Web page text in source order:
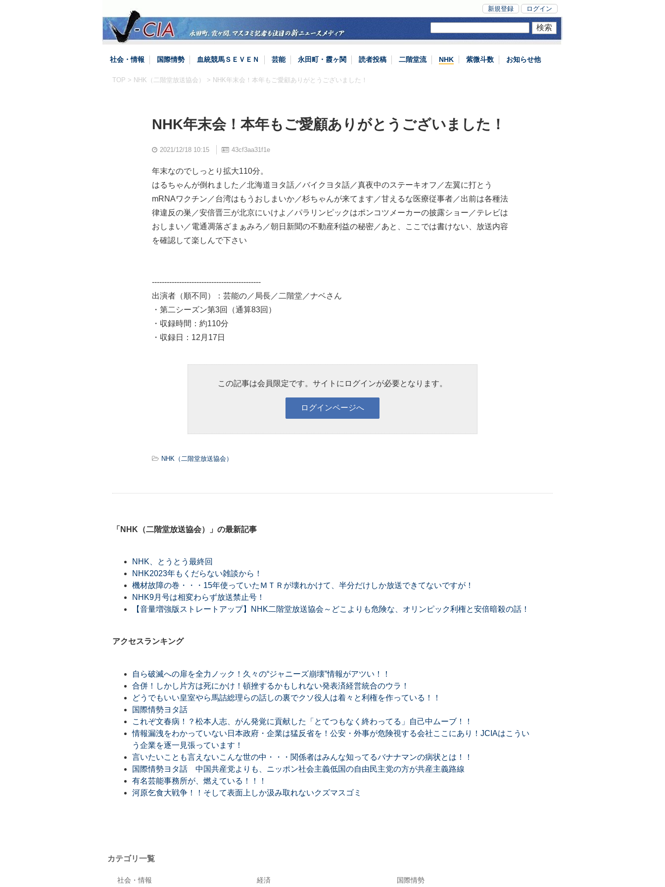
新規登録 ログイン
社会・情報 国際情勢 血統競馬ＳＥＶＥＮ 芸能 永田町・霞ヶ関 読者投稿 二階堂流 NHK 紫微斗数 お知らせ他
TOP > NHK（二階堂放送協会） > NHK年末会！本年もご愛顧ありがとうございました！
NHK年末会！本年もご愛顧ありがとうございました！
2021/12/18 10:15 43cf3aa31f1e
年末なのでしっとり拡大110分。
はるちゃんが倒れました／北海道ヨタ話／バイクヨタ話／真夜中のステーキオフ／左翼に打とう
mRNAワクチン／台湾はもうおしまいか／杉ちゃんが来てます／甘えるな医療従事者／出前は各種法
律違反の巣／安倍晋三が北京にいけよ／パラリンピックはポンコツメーカーの披露ショー／テレビは
おしまい／電通凋落ざまぁみろ／朝日新聞の不動産利益の秘密／あと、ここでは書けない、放送内容
を確認して楽しんで下さい
--------------------------------------------
出演者（順不同）：芸能の／局長／二階堂／ナベさん
・第二シーズン第3回（通算83回）
・収録時間：約110分
・収録日：12月17日
この記事は会員限定です。サイトにログインが必要となります。
NHK（二階堂放送協会）
「NHK（二階堂放送協会）」の最新記事
NHK、とうとう最終回
NHK2023年もくだらない雑談から！
機材故障の巻・・・15年使っていたＭＴＲが壊れかけて、半分だけしか放送できてないですが！
NHK9月号は相変わらず放送禁止号！
【音量増強版ストレートアップ】NHK二階堂放送協会～どこよりも危険な、オリンピック利権と安倍暗殺の話！
アクセスランキング
自ら破滅への扉を全力ノック！久々の“ジャニーズ崩壊”情報がアツい！！
合併！しかし片方は死にかけ！頓挫するかもしれない発表済経営統合のウラ！
どうでもいい皇室やら馬詰総理らの話しの裏でクソ役人は着々と利権を作っている！！
国際情勢ヨタ話
これぞ文春病！？松本人志、がん発覚に貢献した「とてつもなく終わってる」自己中ムーブ！！
情報漏洩をわかっていない日本政府・企業は猛反省を！公安・外事が危険視する会社ここにあり！JCIAはこうい
う企業を逐一見張っています！
言いたいことも言えないこんな世の中・・・関係者はみんな知ってるバナナマンの病状とは！！
国際情勢ヨタ話 中国共産党よりも、ニッポン社会主義低国の自由民主党の方が共産主義路線
有名芸能事務所が、燃えている！！！
河原乞食大戦争！！そして表面上しか汲み取れないクズマスゴミ
カテゴリ一覧
社会・情報 経済 国際情勢